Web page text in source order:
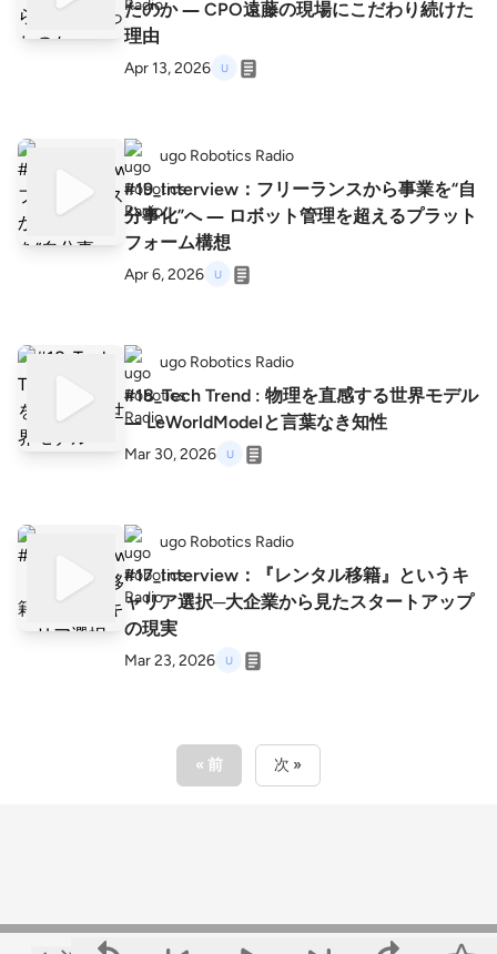
たのか ― CPO遠藤の現場にこだわり続けた
理由
Apr 13, 2026
ugo Robotics Radio
#19_Interview：フリーランスから事業を“自
分事化”へ ― ロボット管理を超えるプラット
フォーム構想
Apr 6, 2026
ugo Robotics Radio
#18_Tech Trend : 物理を直感する世界モデル
― LeWorldModelと言葉なき知性
Mar 30, 2026
ugo Robotics Radio
#17_Interview：『レンタル移籍』というキ
ャリア選択─大企業から見たスタートアップ
の現実
Mar 23, 2026
« 前 次 »